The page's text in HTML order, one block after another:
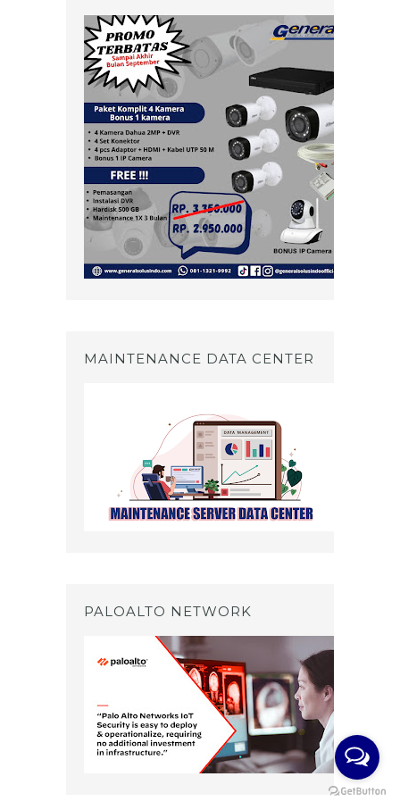
MAINTENANCE DATA CENTER
PALOALTO NETWORK